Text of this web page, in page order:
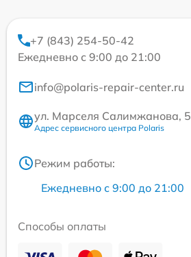
+7 (843) 254-50-42
Ежедневно с 9:00 до 21:00
info@polaris-repair-center.ru
ул. Марселя Салимжанова, 5
Адрес сервисного центра Polaris
Режим работы:
Ежедневно с 9:00 до 21:00
Способы оплаты